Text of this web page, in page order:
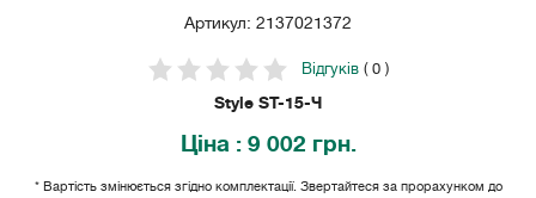
Артикул: 2137021372
Відгуків( 0 )
Style ST-15-Ч
Ціна : 9 002 грн.
* Вартість змінюється згідно комплектації. Звертайтеся за прорахунком до